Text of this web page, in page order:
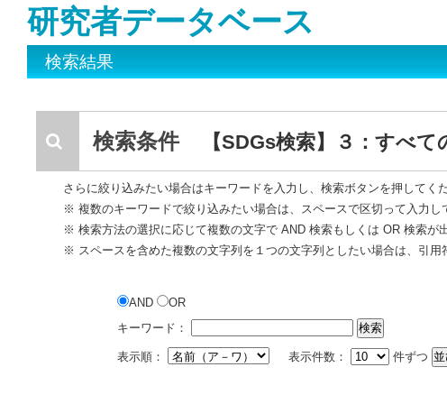
研究者データベース
検索結果
検索条件 【SDGs検索】３：すべ
さらに絞り込みたい場合はキーワードを入力し、検索ボタンを押してく
※ 複数のキーワードで絞り込みたい場合は、スペースで区切って入力し
※ 検索方法の選択に応じて複数の文字で AND 検索もしくは OR 検索が
※ スペースを含めた複数の文字列を１つの文字列としたい場合は、引用
AND
OR
キーワード：
表示順： 表示件数： 件ずつ